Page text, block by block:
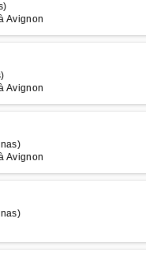
Avignon
Avignon
Avignon